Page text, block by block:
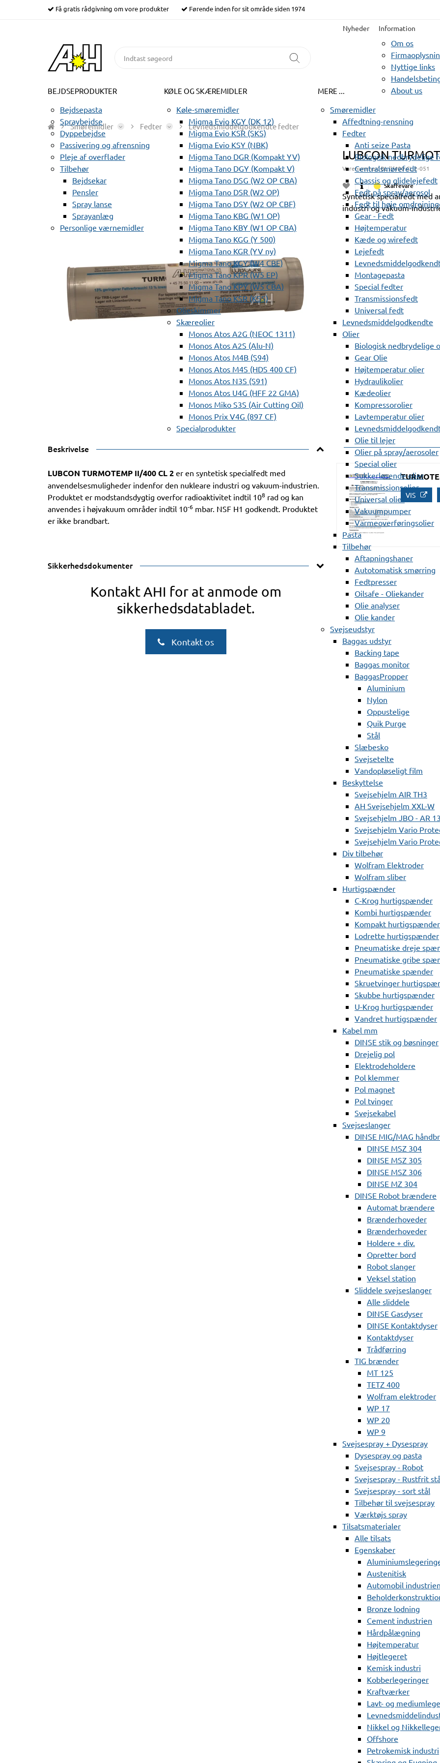
Få gratis rådgivning om vore produkter Førende inden for sit område siden 1974
Nyheder Information
Om os
Nyttige links
About us
BEJDSEPRODUKTER
Bejdsepasta
Spraybejdse
Dyppebejdse
Passivering og afrensning
Pleje af overflader
Tilbehør
Bejdsekar
Pensler
Spray lanse
Sprayanlæg
Personlige værnemidler
KØLE OG SKÆREMIDLER
Køle-smøremidler
Migma Evio KGY (DK 12)
Migma Evio KSR (SKS)
Migma Evio KSY (NBK)
Migma Tano DGR (Kompakt YV)
Migma Tano DGY (Kompakt V)
Migma Tano DSG (W2 OP CBA)
Migma Tano DSR (W2 OP)
Migma Tano DSY (W2 OP CBF)
Migma Tano KBG (W1 OP)
Migma Tano KBY (W1 OP CBA)
Migma Tano KGG (Y 500)
Migma Tano KGR (YV ny)
Migma Tano KGY (W4 CBF)
Migma Tano KPR (W5 EP)
Migma Tano KPY (W5 CBA)
Migma Tano KSR (KSS)
Olieskimmer
Skæreolier
Monos Atos A2G (NEOC 1311)
Monos Atos A2S (Alu-N)
Monos Atos M4B (S94)
Monos Atos M4S (HDS 400 CF)
Monos Atos N3S (S91)
Monos Atos U4G (HFF 22 GMA)
Monos Miko S3S (Air Cutting Oil)
Monos Prix V4G (897 CF)
Specialprodukter
MERE ...
Smøremidler
Affedtning-rensning
Fedter
Anti seize Pasta
Biologisk nedbrydelige
Centralsmørefedt
Chassis og glidelejefedt
Fedt på spray/aerosol
Fedt til høje
Gear - Fedt
Højtemperatur
Kæde og wirefedt
Lejefedt
Montagepasta
Special fedter
Transmissionsfedt
Universal fedt
Levnedsmiddelgodkendte
Olier
Biologisk nedbrydelige
Gear Olie
Højtemperatur olier
Hydraulikolier
Kædeolier
Kompressorolier
Lavtemperatur olier
Olie til lejer
Olier på spray/aerosoler
Special olier
Sukkerløsende olier
Transmissionsolier
Universal olier
Vakuumpumper
Varmeoverføringsolier
Pasta
Tilbehør
Aftapningshaner
Autotomatisk smørring
Fedtpresser
Oilsafe - Oliekander
Olie analyser
Olie kander
Svejseudstyr
Baggas udstyr
Backing tape
Baggas monitor
BaggasPropper
Aluminium
Nylon
Oppustelige
Quik Purge
Stål
Slæbesko
Svejsetelte
Vandopløseligt film
Beskyttelse
Svejsehjelm AIR TH3
AH Svejsehjelm XXL-W
Svejsehjelm JBO - AR
Svejsehjelm Vario
Svejsehjelm Vario
Div tilbehør
Wolfram Elektroder
Wolfram sliber
Hurtigspænder
C-Krog hurtigspænder
Kombi hurtigspænder
Kompakt hurtigspænder
Lodrette hurtigspænder
Pneumatiske dreje
Pneumatiske gribe
Pneumatiske spænder
Skruetvinger
Skubbe hurtigspænder
U-Krog hurtigspænder
Vandret hurtigspænder
Kabel mm
DINSE stik og bøsninger
Drejelig pol
Elektrodeholdere
Pol klemmer
Pol magnet
Pol tvinger
Svejsekabel
Svejseslanger
DINSE MIG/MAG
DINSE MSZ 304
DINSE MSZ 305
DINSE MSZ 306
DINSE MZ 304
DINSE Robot brændere
Automat brændere
Brænderhoveder
Brænderhoveder
Holdere + div.
Opretter bord
Robot slanger
Veksel station
Sliddele svejseslanger
Alle sliddele
DINSE Gasdyser
DINSE Kontaktdyser
Kontaktdyser
Trådførring
TIG brænder
MT 125
TETZ 400
Wolfram elektroder
WP 17
WP 20
WP 9
Svejsespray + Dysespray
Dysespray og pasta
Svejsespray - Robot
Svejsespray - Rustfrit
Svejsespray - sort stål
Tilbehør til svejsespray
Værktøjs spray
Tilsatsmaterialer
Alle tilsats
Egenskaber
Austenitisk
Automobil industrien
Bronze lodning
Cement industrien
Hårdpålægning
Højtemperatur
Højtlegeret
Kemisk industri
Kobberlegeringer
Kraftværker
Lavt- og
Nikkel og
Offshore
Petrokemisk industri
Smøremidler Fedter Levnedsmiddelgodkendte fedter
LUBCON
Varenummer:BL ll/400 CL 2-051
Skaffevare
Syntetisk specialfedt med
industri og vakuum-
Beskrivelse
LUBCON TURMOTEMP II/400 CL 2 er en syntetisk specialfedt med
anvendelsesmuligheder indenfor den nukleare industri og vakuum-industrien.
Produktet er modstandsdygtig overfor radioaktivitet indtil 108 rad og kan
anvendes i højvakuum områder indtil 10-6 mbar. NSF H1 godkendt. Produktet
er ikke brandbart.
VIS
Sikkerhedsdokumenter
Kontakt AHI for at anmode om
sikkerhedsdatabladet.
Kontakt os